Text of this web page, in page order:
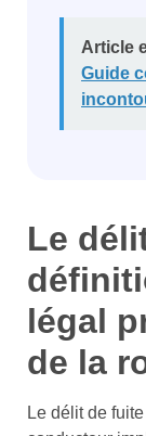
Article
Guide
Le
légal
de la
Le délit de